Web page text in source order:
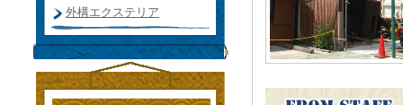
外構エクステリア